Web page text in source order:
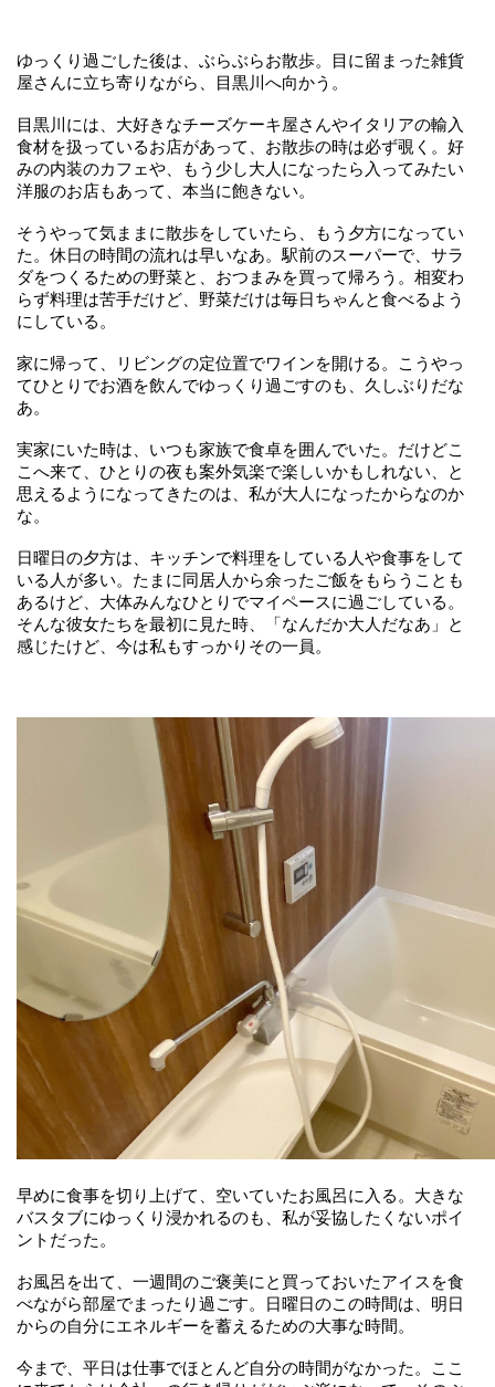
ゆっくり過ごした後は、ぶらぶらお散歩。目に留まった雑貨
屋さんに立ち寄りながら、目黒川へ向かう。
目黒川には、大好きなチーズケーキ屋さんやイタリアの輸入
食材を扱っているお店があって、お散歩の時は必ず覗く。好
みの内装のカフェや、もう少し大人になったら入ってみたい
洋服のお店もあって、本当に飽きない。
そうやって気ままに散歩をしていたら、もう夕方になってい
た。休日の時間の流れは早いなあ。駅前のスーパーで、サラ
ダをつくるための野菜と、おつまみを買って帰ろう。相変わ
らず料理は苦手だけど、野菜だけは毎日ちゃんと食べるよう
にしている。
家に帰って、リビングの定位置でワインを開ける。こうやっ
てひとりでお酒を飲んでゆっくり過ごすのも、久しぶりだな
あ。
実家にいた時は、いつも家族で食卓を囲んでいた。だけどこ
こへ来て、ひとりの夜も案外気楽で楽しいかもしれない、と
思えるようになってきたのは、私が大人になったからなのか
な。
日曜日の夕方は、キッチンで料理をしている人や食事をして
いる人が多い。たまに同居人から余ったご飯をもらうことも
あるけど、大体みんなひとりでマイペースに過ごしている。
そんな彼女たちを最初に見た時、「なんだか大人だなあ」と
感じたけど、今は私もすっかりその一員。
早めに食事を切り上げて、空いていたお風呂に入る。大きな
バスタブにゆっくり浸かれるのも、私が妥協したくないポイ
ントだった。
お風呂を出て、一週間のご褒美にと買っておいたアイスを食
べながら部屋でまったり過ごす。日曜日のこの時間は、明日
からの自分にエネルギーを蓄えるための大事な時間。
今まで、平日は仕事でほとんど自分の時間がなかった。ここ